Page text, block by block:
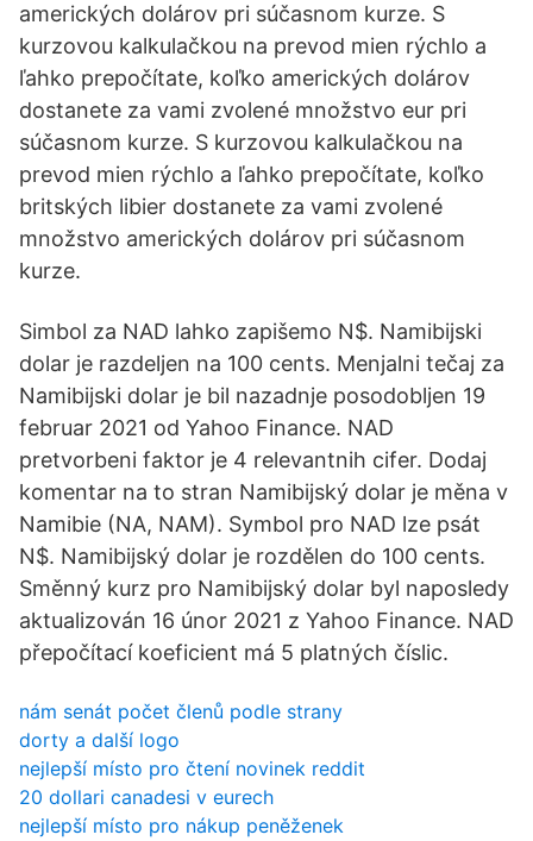
amerických dolárov pri súčasnom kurze. S
kurzovou kalkulačkou na prevod mien rýchlo a
ľahko prepočítate, koľko amerických dolárov
dostanete za vami zvolené množstvo eur pri
súčasnom kurze. S kurzovou kalkulačkou na
prevod mien rýchlo a ľahko prepočítate, koľko
britských libier dostanete za vami zvolené
množstvo amerických dolárov pri súčasnom
kurze.
Simbol za NAD lahko zapišemo N$. Namibijski
dolar je razdeljen na 100 cents. Menjalni tečaj za
Namibijski dolar je bil nazadnje posodobljen 19
februar 2021 od Yahoo Finance. NAD
pretvorbeni faktor je 4 relevantnih cifer. Dodaj
komentar na to stran Namibijský dolar je měna v
Namibie (NA, NAM). Symbol pro NAD lze psát
N$. Namibijský dolar je rozdělen do 100 cents.
Směnný kurz pro Namibijský dolar byl naposledy
aktualizován 16 únor 2021 z Yahoo Finance. NAD
přepočítací koeficient má 5 platných číslic.
nám senát počet členů podle strany
dorty a další logo
nejlepší místo pro čtení novinek reddit
20 dollari canadesi v eurech
nejlepší místo pro nákup peněženek